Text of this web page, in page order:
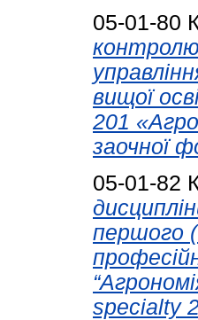
05-01-80
контролю
вищої
201
заочної
05-01-82
першого
specialty